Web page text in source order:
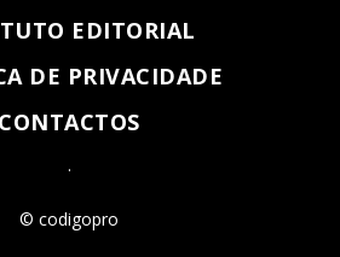
EDITORIAL
DE PRIVACIDADE
CONTACTOS
.
© codigopro